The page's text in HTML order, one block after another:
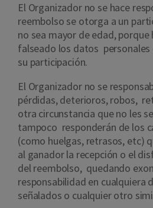
El Organizador no se hace
reembolso se otorga a un
no sea mayor de edad,
falseado los datos personales
su participación.
El Organizador no se
pérdidas, deterioros, robos,
otra circunstancia que no les
tampoco responderán de los
(como huelgas, retrasos, etc)
al ganador la recepción o el
del reembolso, quedando
responsabilidad en cualquiera
señalados o cualquier otro